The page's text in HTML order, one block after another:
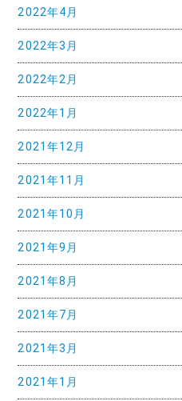
2022年4月
2022年3月
2022年2月
2022年1月
2021年12月
2021年11月
2021年10月
2021年9月
2021年8月
2021年7月
2021年3月
2021年1月